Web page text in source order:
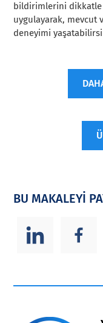
bildirimlerini
uygulayarak, mevcut
deneyimi
BU MAKALEYİ